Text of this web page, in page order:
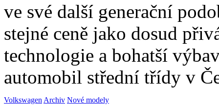
ve své další generační
stejné ceně jako dosud
technologie a bohatší
automobil střední třídy v
Volkswagen Archiv Nové modely